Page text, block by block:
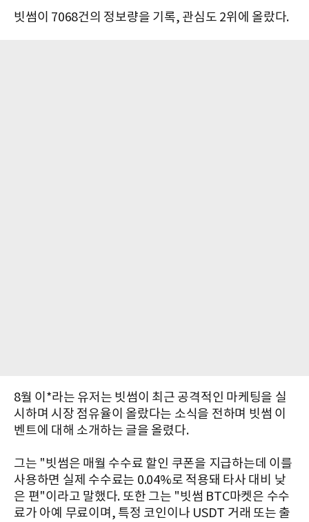
빗썸이 7068건의 정보량을 기록, 관심도 2위에 올랐다.
8월 이*라는 유저는 빗썸이 최근 공격적인 마케팅을 실
시하며 시장 점유율이 올랐다는 소식을 전하며 빗썸 이
벤트에 대해 소개하는 글을 올렸다.
그는 "빗썸은 매월 수수료 할인 쿠폰을 지급하는데 이를
사용하면 실제 수수료는 0.04%로 적용돼 타사 대비 낮
은 편"이라고 말했다. 또한 그는 "빗썸 BTC마켓은 수수
료가 아예 무료이며, 특정 코인이나 USDT 거래 또는 출